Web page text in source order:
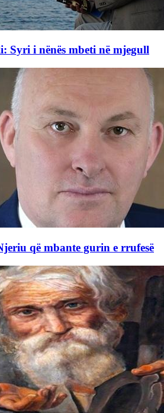
Syri i nënës mbeti në mjegull
që mbante gurin e rrufesë